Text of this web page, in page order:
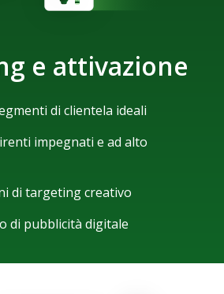
e attivazione
di clientela ideali
impegnati e ad alto
di targeting creativo
di pubblicità digitale